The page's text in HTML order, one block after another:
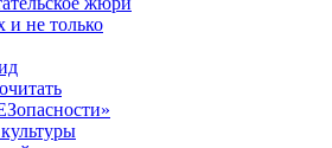
и не только